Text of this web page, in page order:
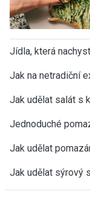
Jídla, která
Jak na netradiční
Jak udělat salát s
Jednoduché
Jak udělat
Jak udělat sýrový